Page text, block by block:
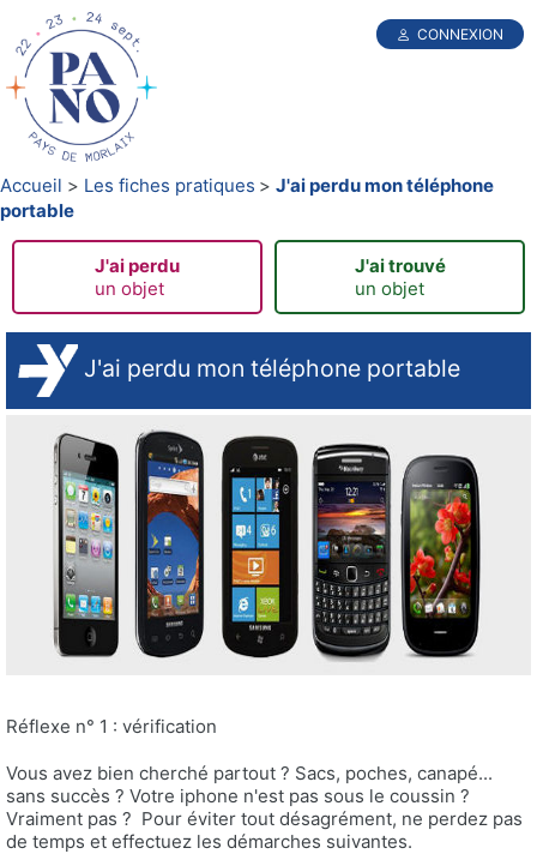
CONNEXION
Accueil Les fiches pratiques
J'ai perdu mon téléphone
portable
J'ai perdu
un objet
J'ai trouvé
un objet
J'ai perdu mon téléphone portable
Réflexe n° 1 : vérification
Vous avez bien cherché partout ? Sacs, poches, canapé...
sans succès ? Votre iphone n'est pas sous le coussin ?
Vraiment pas ? Pour éviter tout désagrément, ne perdez pas
de temps et effectuez les démarches suivantes.